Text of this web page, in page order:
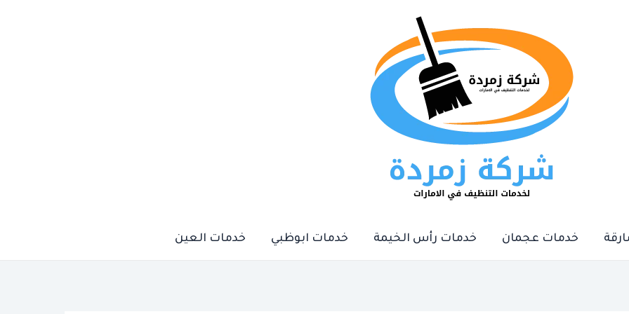
خدمات عجمان خدمات رأس الخيمة خدمات ابوظبي خدمات العين